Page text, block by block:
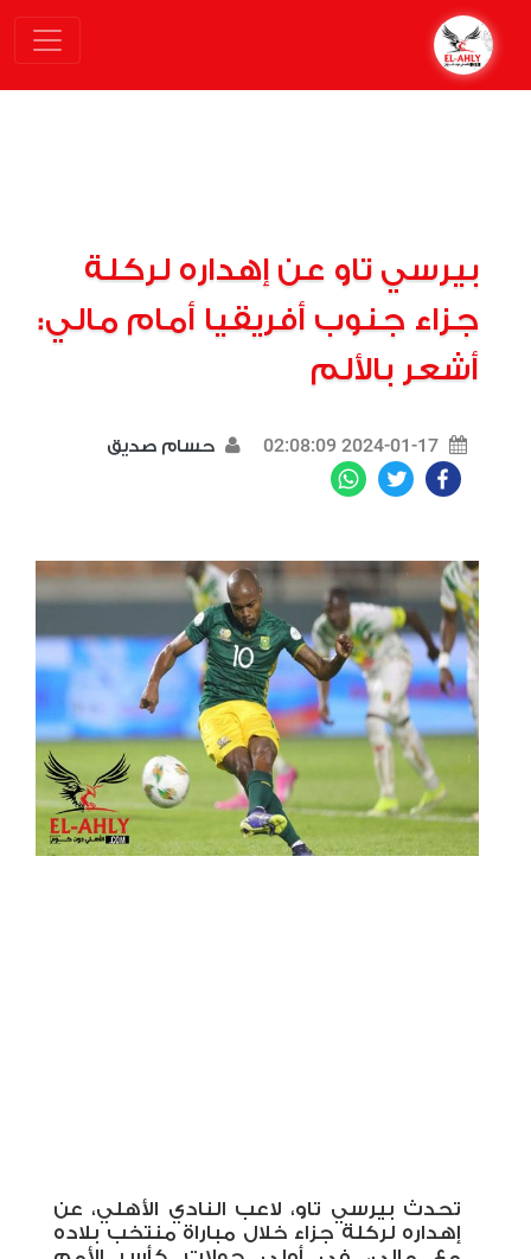
بيرسي تاو عن إهداره لركلة
جزاء جنوب أفريقيا أمام مالي:
أشعر بالألم
2024-01-17 02:08:09 حسام صديق
Facebook
Twitter
تحدث بيرسي تاو، لاعب النادي الأهلي، عن
إهداره لركلة جزاء خلال مباراة منتخب بلاده